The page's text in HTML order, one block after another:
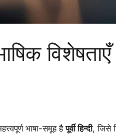
भाषा-समूह हैपूर्वी हिन्दी, जिसे